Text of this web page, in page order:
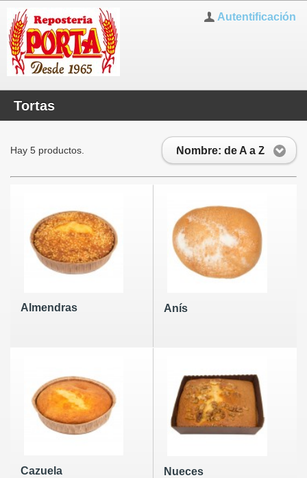
Autentificación
Tortas
Nombre: de A a Z
Hay 5 productos.
Almendras Anís
Cazuela Nueces